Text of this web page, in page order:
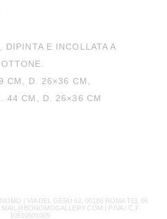
DIPINTA E INCOLLATA A
CM, D. 26×36 CM,
44 CM, D. 26×36 CM
| VIA DEL GESÙ 62, 00186 ROMA TEL 06
| P.IVA / C.F.
10510501009